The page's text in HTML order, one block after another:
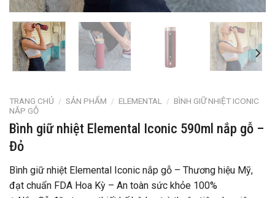
TRANG CHỦ / SẢN PHẨM / ELEMENTAL / BÌNH GIỮ NHIỆT ICONIC
NẮP GỖ
Bình giữ nhiệt Elemental Iconic 590ml nắp gỗ –
Đỏ
Bình giữ nhiệt Elemental Iconic nắp gỗ – Thương hiệu Mỹ,
đạt chuẩn FDA Hoa Kỳ – An toàn sức khỏe 100%